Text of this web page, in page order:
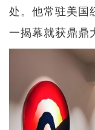
处。他常驻美国
一揭幕就获鼎鼎